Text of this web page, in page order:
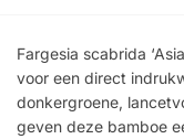
Fargesia scabrida
voor een direct
donkergroene,
geven deze bamboe